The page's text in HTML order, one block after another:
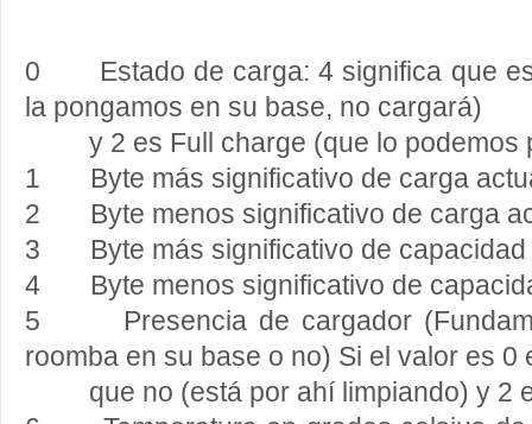
0 Estado de carga: 4 significa que
la pongamos en su base, no cargará)
y 2 es Full charge (que lo podemos
1 Byte más significativo de carga
2 Byte menos significativo de carga
3 Byte más significativo de capacidad
4 Byte menos significativo de
5 Presencia de cargador
roomba en su base o no) Si el valor es 0
que no (está por ahí limpiando) y 2